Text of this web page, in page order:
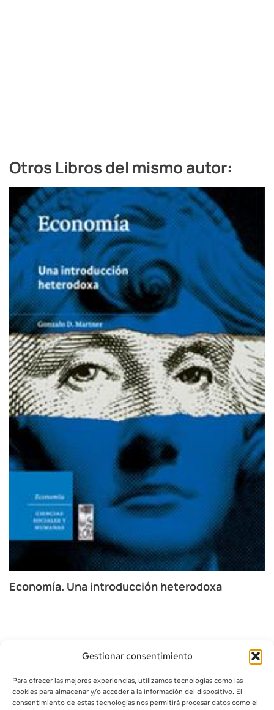
Gestionar consentimiento
Para ofrecer las mejores experiencias, utilizamos tecnologías como las
cookies para almacenar y/o acceder a la información del dispositivo. El
consentimiento de estas tecnologías nos permitirá procesar datos como el
Otros Libros del mismo autor:
Economía. Una introducción heterodoxa